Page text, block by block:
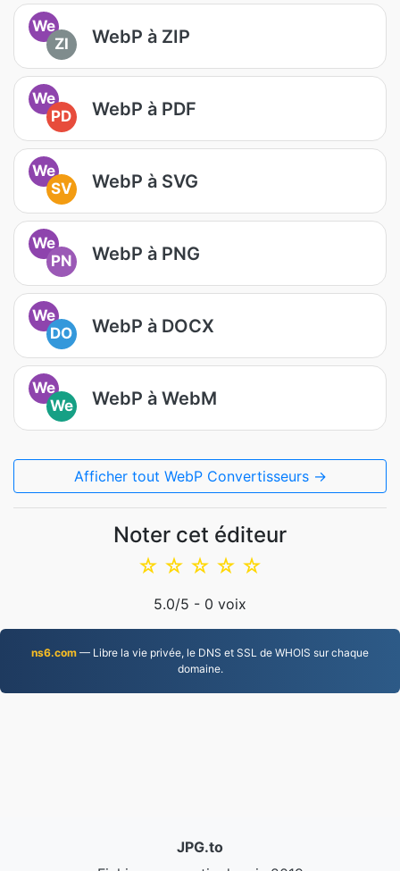
We
ZI
WebP à ZIP
We
PD
WebP à PDF
We
SV
WebP à SVG
We
PN
WebP à PNG
We
DO
WebP à DOCX
We
We
WebP à WebM
Afficher tout WebP Convertisseurs →
Noter cet éditeur
☆
☆
☆
☆
☆
5.0/5 - 0 voix
ns6.com — Libre la vie privée, le DNS et SSL de WHOIS sur chaque
domaine.
JPG.to